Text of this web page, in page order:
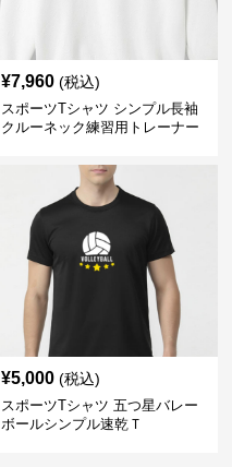
¥7,960 (税込)
スポーツTシャツ シンプル長袖
クルーネック練習用トレーナー
¥5,000 (税込)
スポーツTシャツ 五つ星バレー
ボールシンプル速乾Ｔ